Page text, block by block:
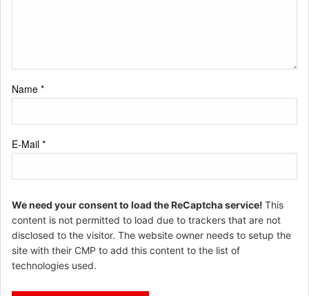
Name *
E-Mail *
We need your consent to load the ReCaptcha service! This
content is not permitted to load due to trackers that are not
disclosed to the visitor. The website owner needs to setup the
site with their CMP to add this content to the list of
technologies used.